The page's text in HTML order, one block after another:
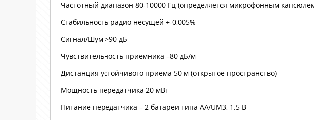
Частотный диапазон 80-10000 Гц (определяется микрофонным
Стабильность радио несущей +-0,005%
Сигнал/Шум >90 дБ
Чувствительность приемника –80 дБ/м
Дистанция устойчивого приема 50 м (открытое пространство)
Мощность передатчика 20 мВт
Питание передатчика – 2 батареи типа AA/UM3, 1.5 В